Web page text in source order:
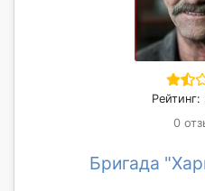
0
Бригада